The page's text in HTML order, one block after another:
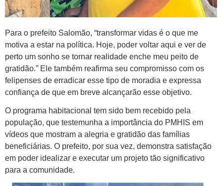
Para o prefeito Salomão, “transformar vidas é o que me
motiva a estar na política. Hoje, poder voltar aqui e ver de
perto um sonho se tornar realidade enche meu peito de
gratidão.” Ele também reafirma seu compromisso com os
felipenses de erradicar esse tipo de moradia e expressa
confiança de que em breve alcançarão esse objetivo.
O programa habitacional tem sido bem recebido pela
população, que testemunha a importância do PMHIS em
vídeos que mostram a alegria e gratidão das famílias
beneficiárias. O prefeito, por sua vez, demonstra satisfação
em poder idealizar e executar um projeto tão significativo
para a comunidade.